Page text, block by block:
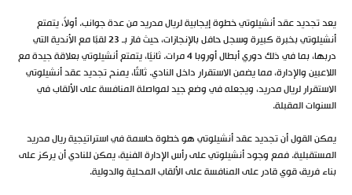
يعد تجديد عقد أنشيلوتي خطوة إيجابية لريال مدريد من عدة جوانب. أولاً، يتمتع
أنشيلوتي بخبرة كبيرة وسجل حافل بالإنجازات، حيث فاز بـ 23 لقبًا مع الأندية التي
دربها، بما في ذلك دوري أبطال أوروبا 4 مرات. ثانيًا، يتمتع أنشيلوتي بعلاقة جيدة مع
اللاعبين والإدارة، مما يضمن الاستقرار داخل النادي. ثالثًا، يمنح تجديد عقد أنشيلوتي
الاستقرار لريال مدريد، ويجعله في وضع جيد لمواصلة المنافسة على الألقاب في
السنوات المقبلة.
يمكن القول أن تجديد عقد أنشيلوتي هو خطوة حاسمة في استراتيجية ريال مدريد
المستقبلية. فمع وجود أنشيلوتي على رأس الإدارة الفنية، يمكن للنادي أن يركز على
بناء فريق قوي قادر على المنافسة على الألقاب المحلية والدولية.